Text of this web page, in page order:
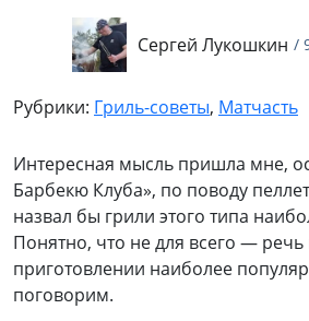
Сергей Лукошкин /
Рубрики: Гриль-советы, Матчасть
Интересная мысль пришла мне,
Барбекю Клуба», по поводу
назвал бы грили этого типа
Понятно, что не для всего — речь
приготовлении наиболее
поговорим.